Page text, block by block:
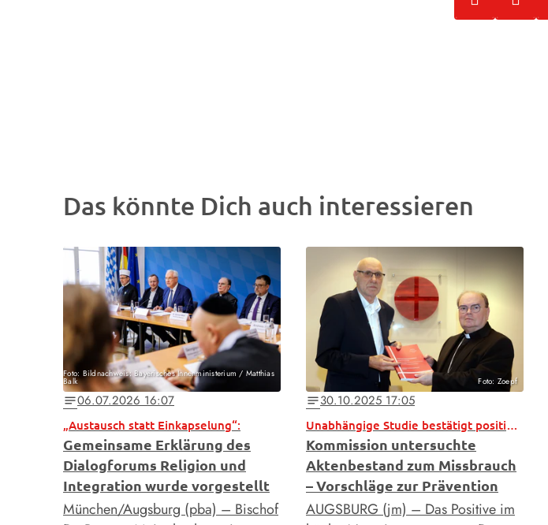
Das könnte Dich auch interessieren
Foto: Bildnachweis: Bayerisches Innenministerium / Matthias
Balk
notes06.07.2026 16:07
„Austausch statt Einkapselung“:
Gemeinsame Erklärung des
Dialogforums Religion und
Integration wurde vorgestellt
München/Augsburg (pba) – Bischof
Foto: Zoepf
notes30.10.2025 17:05
Unabhängige Studie bestätigt positive Entwicklung
Kommission untersuchte
Aktenbestand zum Missbrauch
– Vorschläge zur Prävention
AUGSBURG (jm) – Das Positive im